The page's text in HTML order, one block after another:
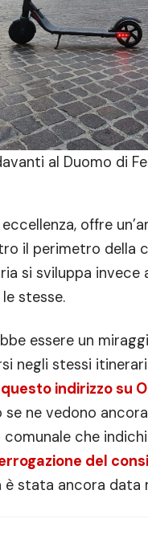
al Duomo di
offre
il perimetro della
si sviluppa
stesse.
essere un
negli stessi
indirizzo su
se ne vedono
che
del
è stata ancora data